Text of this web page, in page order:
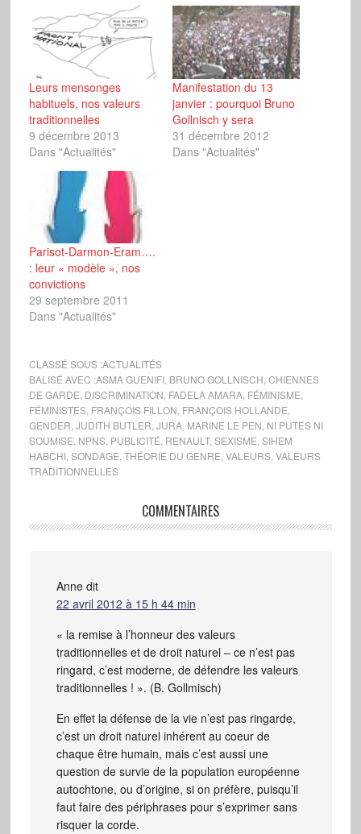
Leurs mensonges
habituels, nos valeurs
traditionnelles
9 décembre 2013
Dans "Actualités"
Manifestation du 13
janvier : pourquoi Bruno
Gollnisch y sera
31 décembre 2012
Dans "Actualités"
Parisot-Darmon-Eram….
: leur « modèle », nos
convictions
29 septembre 2011
Dans "Actualités"
CLASSÉ SOUS :ACTUALITÉS
BALISÉ AVEC :ASMA GUENIFI, BRUNO GOLLNISCH CHIENNES
DE GARDE DISCRIMINATION FADELA AMARA, FÉMINISME
FÉMINISTES, FRANÇOIS FILLON FRANÇOIS HOLLANDE
GENDER JUDITH BUTLER JURA, MARINE LE PEN NI PUTES NI
SOUMISE NPNS, PUBLICITÉ RENAULT, SEXISME SIHEM
HABCHI, SONDAGE THÉORIE DU GENRE VALEURS, VALEURS
TRADITIONNELLES
COMMENTAIRES
Anne dit
22 avril 2012 à 15 h 44 min
« la remise à l’honneur des valeurs
traditionnelles et de droit naturel – ce n’est pas
ringard, c’est moderne, de défendre les valeurs
traditionnelles ! ». (B. Gollmisch)
En effet la défense de la vie n’est pas ringarde,
c’est un droit naturel inhérent au coeur de
chaque être humain, mais c’est aussi une
question de survie de la population européenne
autochtone, ou d’origine, si on préfère, puisqu’il
faut faire des périphrases pour s’exprimer sans
risquer la corde.